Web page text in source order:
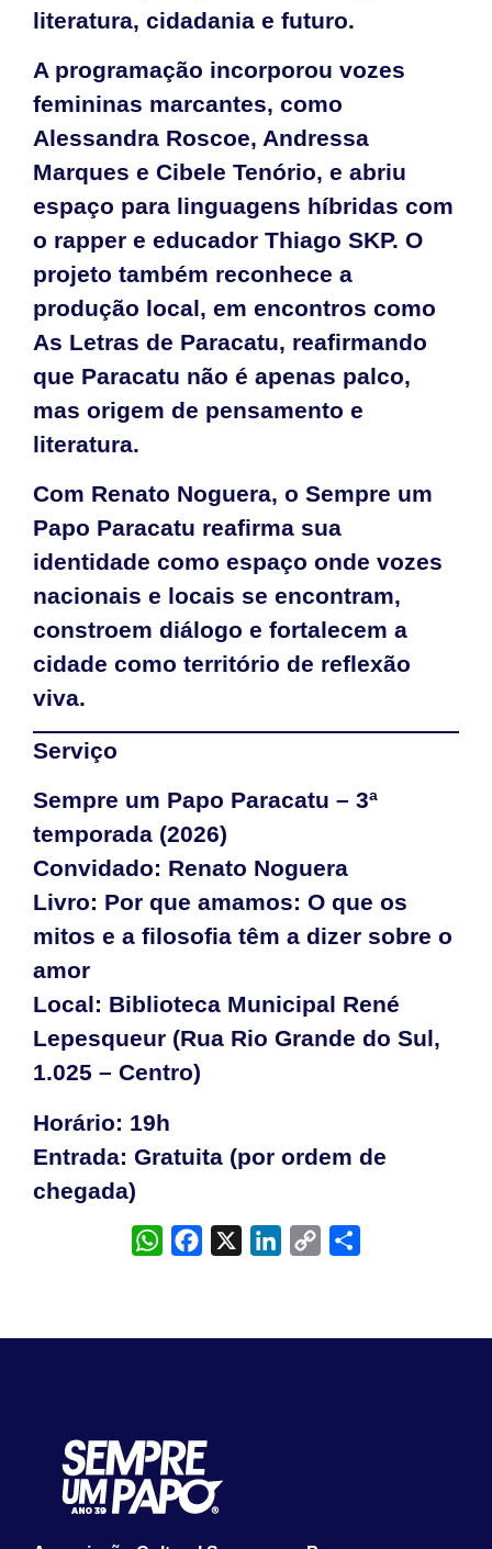
literatura, cidadania e futuro.
A programação incorporou vozes
femininas marcantes, como
Alessandra Roscoe, Andressa
Marques e Cibele Tenório, e abriu
espaço para linguagens híbridas com
o rapper e educador Thiago SKP. O
projeto também reconhece a
produção local, em encontros como
As Letras de Paracatu, reafirmando
que Paracatu não é apenas palco,
mas origem de pensamento e
literatura.
Com Renato Noguera, o Sempre um
Papo Paracatu reafirma sua
identidade como espaço onde vozes
nacionais e locais se encontram,
constroem diálogo e fortalecem a
cidade como território de reflexão
viva.
Serviço
Sempre um Papo Paracatu – 3ª
temporada (2026)
Convidado: Renato Noguera
Livro: Por que amamos: O que os
mitos e a filosofia têm a dizer sobre o
amor
Local: Biblioteca Municipal René
Lepesqueur (Rua Rio Grande do Sul,
1.025 – Centro)
Horário: 19h
Entrada: Gratuita (por ordem de
chegada)
WhatsAppFacebook LinkedIn
Copy